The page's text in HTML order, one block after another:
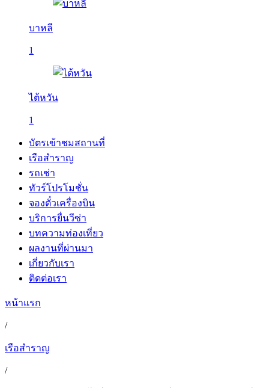
บาหลี
1
ไต้หวัน
1
บัตรเข้าชมสถานที่
เรือสำราญ
รถเช่า
ทัวร์โปรโมชั่น
จองตั๋วเครื่องบิน
บริการยื่นวีซ่า
บทความท่องเที่ยว
ผลงานที่ผ่านมา
เกี่ยวกับเรา
ติดต่อเรา
หน้าแรก
/
เรือสำราญ
/